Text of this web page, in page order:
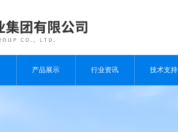
产品展示 行业资讯 技术支持